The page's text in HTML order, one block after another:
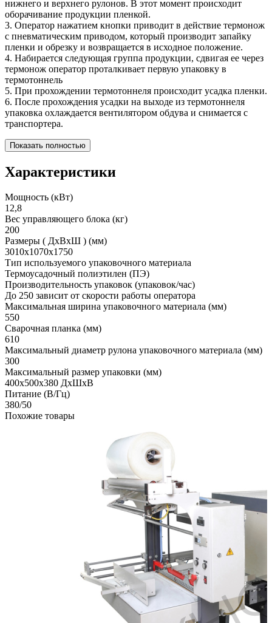
нижнего и верхнего рулонов. В этот момент происходит
оборачивание продукции пленкой.
3. Оператор нажатием кнопки приводит в действие термонож
с пневматическим приводом, который производит запайку
пленки и обрезку и возвращается в исходное положение.
4. Набирается следующая группа продукции, сдвигая ее через
термонож оператор проталкивает первую упаковку в
термотоннель
5. При прохождении термотоннеля происходит усадка пленки.
6. После прохождения усадки на выходе из термотоннеля
упаковка охлаждается вентилятором обдува и снимается с
транспортера.
Показать полностью
Характеристики
Мощность (кВт)
12,8
Вес управляющего блока (кг)
200
Размеры ( ДхВхШ ) (мм)
3010х1070х1750
Тип используемого упаковочного материала
Термоусадочный полиэтилен (ПЭ)
Производительность упаковок (упаковок/час)
До 250 зависит от скорости работы оператора
Максимальная ширина упаковочного материала (мм)
550
Сварочная планка (мм)
610
Максимальный диаметр рулона упаковочного материала (мм)
300
Максимальный размер упаковки (мм)
400х500х380 ДхШхВ
Питание (В/Гц)
380/50
Похожие товары